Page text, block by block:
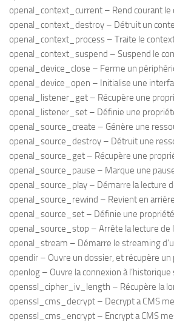
openal_context_current – Rend courant le
openal_context_destroy – Détruit un
openal_context_process – Traite le
openal_context_suspend – Suspend le
openal_device_close – Ferme un
openal_device_open – Initialise une
openal_listener_get – Récupère une
openal_listener_set – Définie une
openal_source_create – Génère une
openal_source_destroy – Détruit une
openal_source_get – Récupère une
openal_source_pause – Marque une
openal_source_play – Démarre la lecture
openal_source_rewind – Revient en
openal_source_set – Définie une
openal_source_stop – Arrête la lecture de
openal_stream – Démarre le streaming
opendir – Ouvre un dossier, et récupère
openlog – Ouvre la connexion à
openssl_cipher_iv_length – Récupère la
openssl_cms_decrypt – Decrypt a CMS
openssl_cms_encrypt – Encrypt a CMS